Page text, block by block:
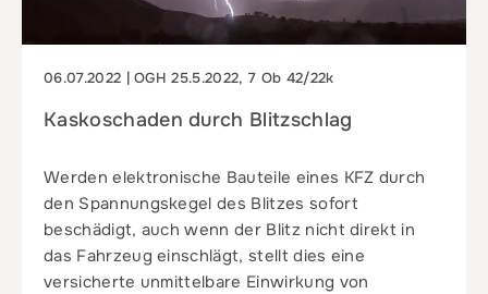
06.07.2022 | OGH 25.5.2022, 7 Ob 42/22k
Kaskoschaden durch Blitzschlag
Werden elektronische Bauteile eines KFZ durch
den Spannungskegel des Blitzes sofort
beschädigt, auch wenn der Blitz nicht direkt in
das Fahrzeug einschlägt, stellt dies eine
versicherte unmittelbare Einwirkung von